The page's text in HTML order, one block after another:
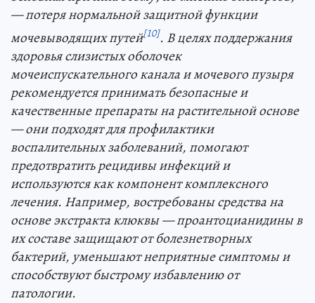
— потеря нормальной защитной функции
мочевыводящих путей[10]. В целях поддержания
здоровья слизистых оболочек
мочеиспускательного канала и мочевого пузыря
рекомендуется принимать безопасные и
качественные препараты на растительной основе
— они подходят для профилактики
воспалительных заболеваний, помогают
предотвратить рецидивы инфекций и
используются как компонент комплексного
лечения. Например, востребованы средства на
основе экстракта клюквы — проантоцианидины в
их составе защищают от болезнетворных
бактерий, уменьшают неприятные симптомы и
способствуют быстрому избавлению от
патологии.